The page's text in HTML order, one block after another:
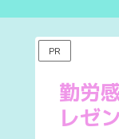
PR
勤労
レゼ